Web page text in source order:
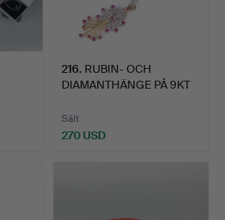
216. RUBIN- OCH
DIAMANTHÄNGE PÅ 9KT
Sålt
270 USD